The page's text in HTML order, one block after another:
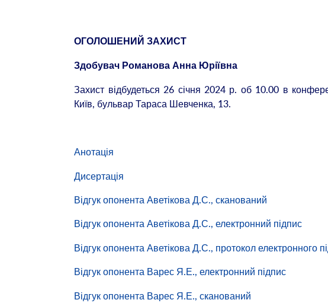
ОГОЛОШЕНИЙ ЗАХИСТ
Здобувач Романова Анна Юріївна
Захист відбудеться 26 січня 2024 р. об 10.00 в
Київ, бульвар Тараса Шевченка, 13.
Анотація
Дисертація
Відгук опонента Аветікова Д.С., сканований
Відгук опонента Аветікова Д.С., електронний підпис
Відгук опонента Аветікова Д.С., протокол електронного
Відгук опонента Варес Я.Е., електронний підпис
Відгук опонента Варес Я.Е., сканований